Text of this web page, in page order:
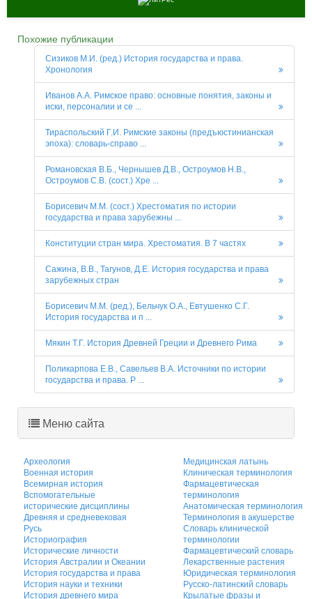
Похожие публикации
Сизиков М.И. (ред.) История государства и права.
Хронология
Иванов А.А. Римское право: основные понятия, законы и
иски, персоналии и се ...
Тираспольский Г.И. Римские законы (предъюстинианская
эпоха): словарь-справо ...
Романовская В.Б., Чернышев Д.В., Остроумов Н.В.,
Остроумов С.В. (сост.) Хре ...
Борисевич М.М. (сост.) Хрестоматия по истории
государства и права зарубежны ...
Конституции стран мира. Хрестоматия. В 7 частях
Сажина, В.В., Тагунов, Д.Е. История государства и права
зарубежных стран
Борисевич М.М. (ред.), Бельчук О.А., Евтушенко С.Г.
История государства и п ...
Мякин Т.Г. История Древней Греции и Древнего Рима
Поликарпова Е.В., Савельев В.А. Источники по истории
государства и права. Р ...
Меню сайта
Археология
Военная история
Всемирная история
Вспомогательные
исторические дисциплины
Древняя и средневековая
Русь
Историография
Исторические личности
История Австралии и Океании
История государства и права
История науки и техники
История древнего мира
Медицинская латынь
Клиническая терминология
Фармацевтическая
терминология
Анатомическая терминология
Терминология в акушерстве
Словарь клинической
терминологии
Фармацевтический словарь
Лекарственные растения
Юридическая терминология
Русско-латинский словарь
Крылатые фразы и